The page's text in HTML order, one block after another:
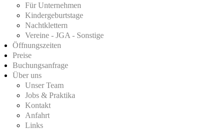
Für Unternehmen
Kindergeburtstage
Nachtklettern
Vereine - JGA - Sonstige
Öffnungszeiten
Preise
Buchungsanfrage
Über uns
Unser Team
Jobs & Praktika
Kontakt
Anfahrt
Links